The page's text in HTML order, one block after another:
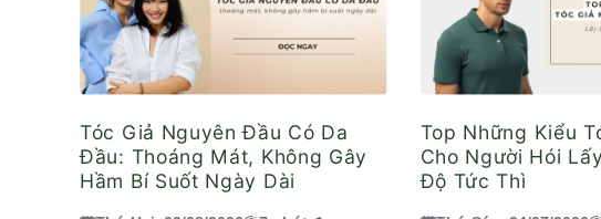
Tóc Giả Nguyên Đầu Có Da
Đầu: Thoáng Mát, Không Gây
Hầm Bí Suốt Ngày Dài
Top Những Kiểu
Cho Người Hói
Độ Tức Thì